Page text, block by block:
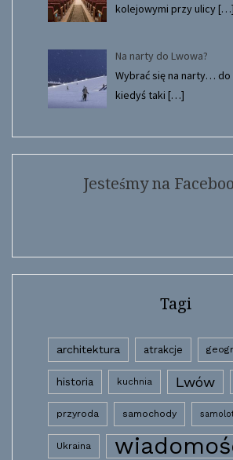
kolejowymi przy ulicy[…]
Na narty do Lwowa?
Wybrać się na narty… do
kiedyś taki […]
Jesteśmy na
Tagi
architektura atrakcje
historia kuchnia Lwów
przyroda samochody
Ukraina